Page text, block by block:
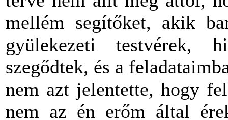
mellém segítőket, akik
gyülekezeti testvérek,
szegődtek, és a
nem azt jelentette, hogy
nem az én erőm által